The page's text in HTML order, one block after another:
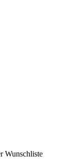
Wunschliste